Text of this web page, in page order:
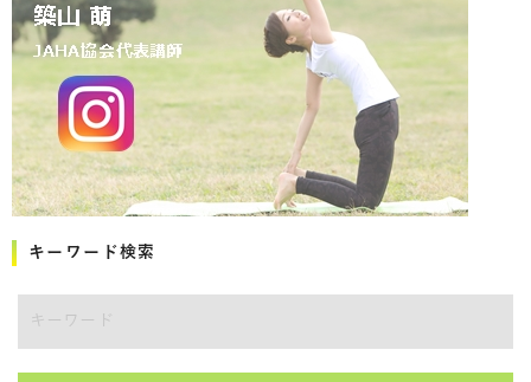
キーワード検索